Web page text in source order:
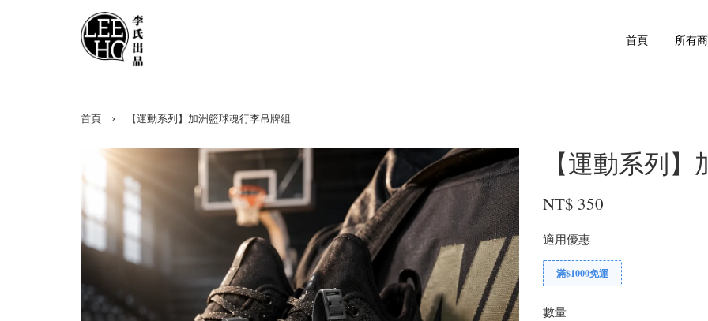
首頁 所有
首頁 › 【運動系列】加洲籃球魂行李吊牌組
【運動系列
NT$ 350
適用優惠
滿$1000免運
數量